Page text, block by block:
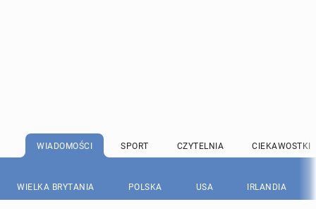
WIADOMOŚCI SPORT CZYTELNIA CIEKAWOSTKI
WIELKA BRYTANIA POLSKA USA IRLANDIA